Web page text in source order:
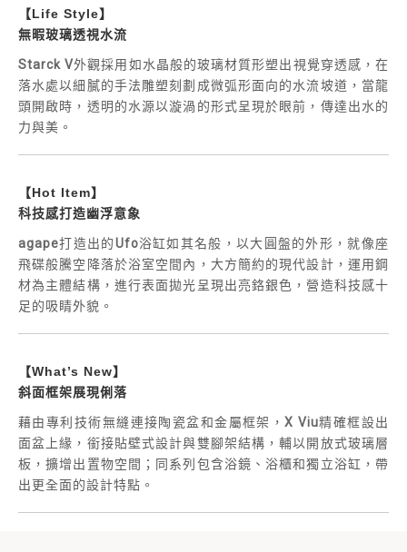
【Life Style】
無暇玻璃透視水流
Starck V外觀採用如水晶般的玻璃材質形塑出視覺穿透感，在
落水處以細膩的手法雕塑刻劃成微弧形面向的水流坡道，當龍
頭開啟時，透明的水源以漩渦的形式呈現於眼前，傳達出水的
力與美。
【Hot Item】
科技感打造幽浮意象
agape打造出的Ufo浴缸如其名般，以大圓盤的外形，就像座
飛碟般騰空降落於浴室空間內，大方簡約的現代設計，運用鋼
材為主體結構，進行表面拋光呈現出亮鉻銀色，營造科技感十
足的吸睛外貌。
【What’s New】
斜面框架展現俐落
藉由專利技術無縫連接陶瓷盆和金屬框架， X Viu精確框設出
面盆上緣，銜接貼壁式設計與雙腳架結構，輔以開放式玻璃層
板，擴增出置物空間；同系列包含浴鏡、浴櫃和獨立浴缸，帶
出更全面的設計特點。